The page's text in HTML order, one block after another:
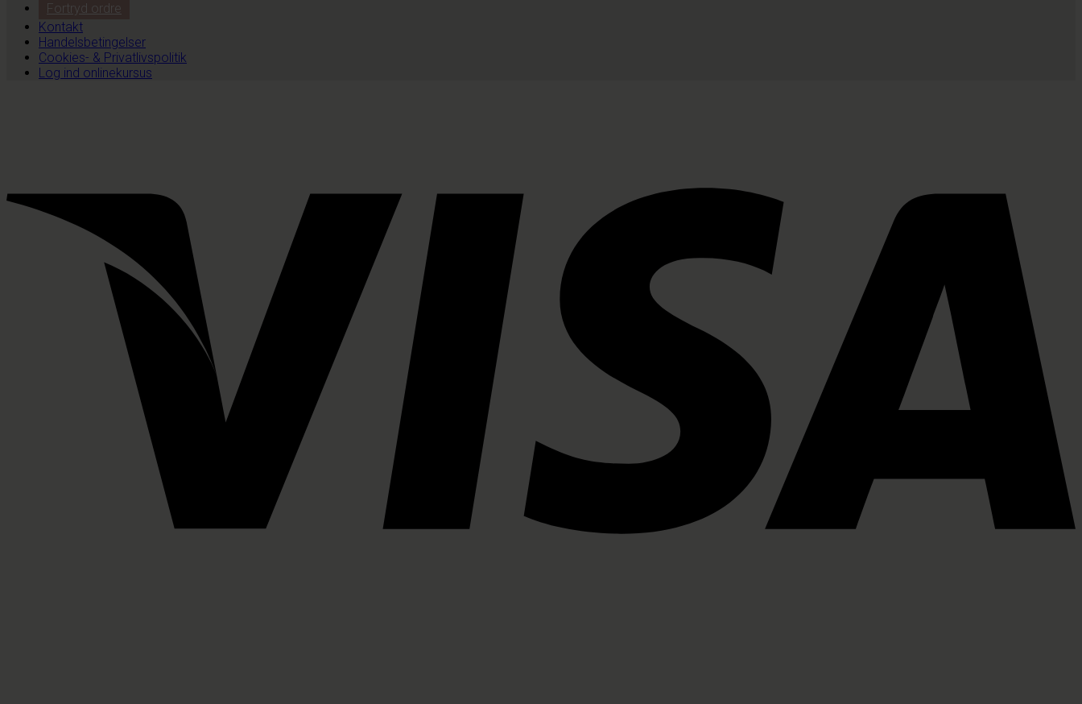
Fortryd ordre
Kontakt
Handelsbetingelser
Cookies- & Privatlivspolitik
Log ind onlinekursus